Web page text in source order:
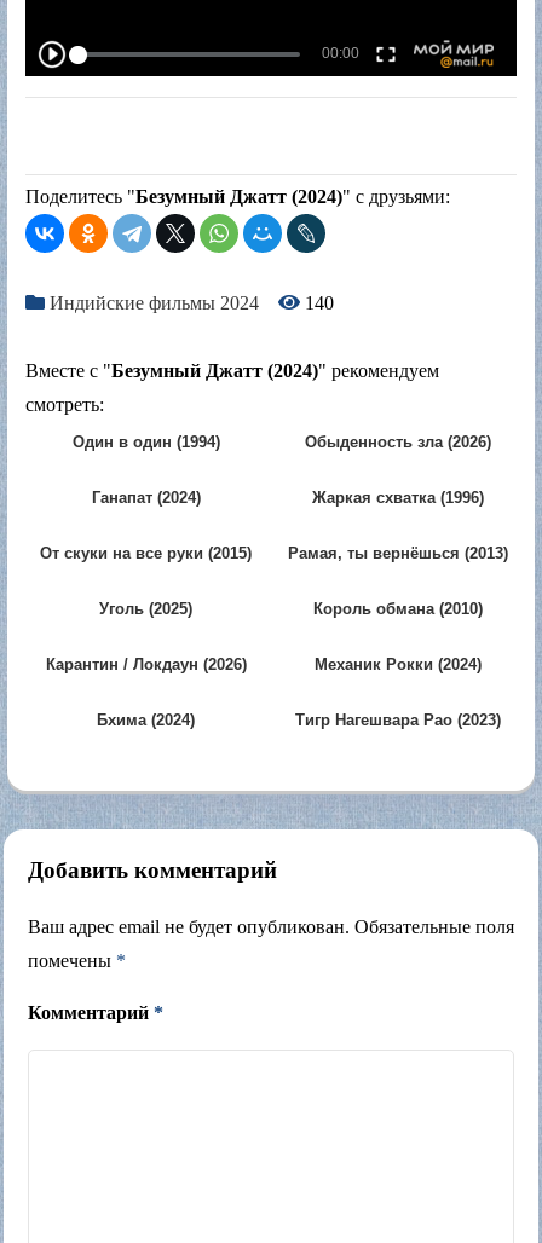
Поделитесь "Безумный Джатт (2024)" с друзьями:
Индийские фильмы 2024 140
Вместе с "Безумный Джатт (2024)" рекомендуем
смотреть:
Один в один (1994) Обыденность зла (2026)
Ганапат (2024) Жаркая схватка (1996)
От скуки на все руки (2015) Рамая, ты вернёшься (2013)
Уголь (2025) Король обмана (2010)
Карантин / Локдаун (2026) Механик Рокки (2024)
Бхима (2024) Тигр Нагешвара Рао (2023)
Добавить комментарий
Ваш адрес email не будет опубликован. Обязательные поля
помечены *
Комментарий *